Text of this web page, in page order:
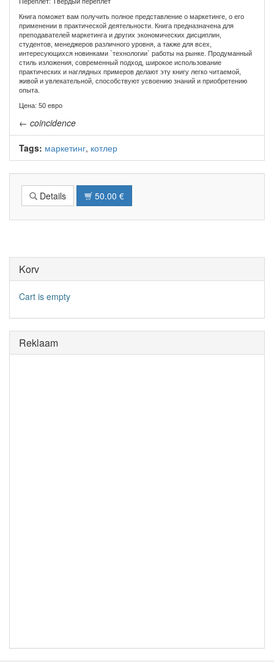
Переплет: Твердый переплет
Книга поможет вам получить полное представление о маркетинге, о его
применении в практической деятельности. Книга предназначена для
преподавателей маркетинга и других экономических дисциплин,
студентов, менеджеров различного уровня, а также для всех,
интересующихся новинками `технологии` работы на рынке. Продуманный
стиль изложения, современный подход, широкое использование
практических и наглядных примеров делают эту книгу легко читаемой,
живой и увлекательной, способствуют усвоению знаний и приобретению
опыта.
Цена: 50 евро
← coincidence
Tags: маркетинг, котлер
Details 50.00 €
Korv
Cart is empty
Reklaam